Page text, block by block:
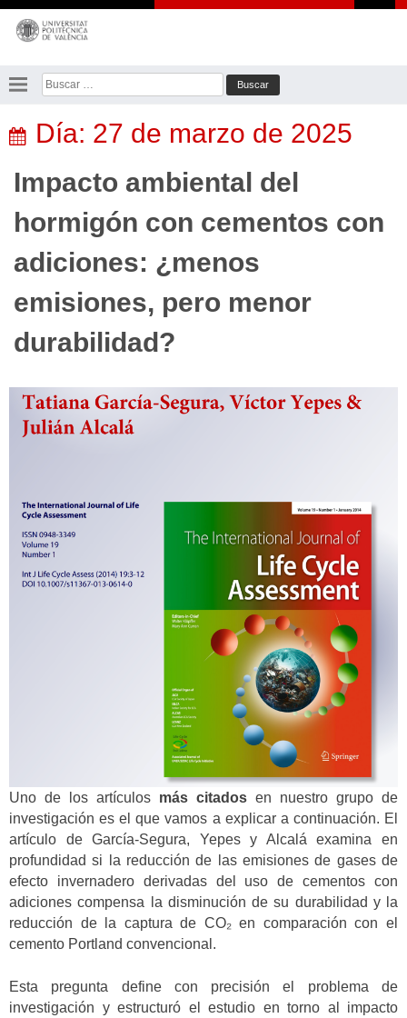
Saltar
contenido
Buscar:
Día: 27 de marzo de 2025
Impacto ambiental del
hormigón con cementos con
adiciones: ¿menos
emisiones, pero menor
durabilidad?
Uno de los artículos más citados en nuestro grupo de
investigación es el que vamos a explicar a continuación. El
artículo de García-Segura, Yepes y Alcalá examina en
profundidad si la reducción de las emisiones de gases de
efecto invernadero derivadas del uso de cementos con
adiciones compensa la disminución de su durabilidad y la
reducción de la captura de CO₂ en comparación con el
cemento Portland convencional.
Esta pregunta define con precisión el problema de
investigación y estructuró el estudio en torno al impacto